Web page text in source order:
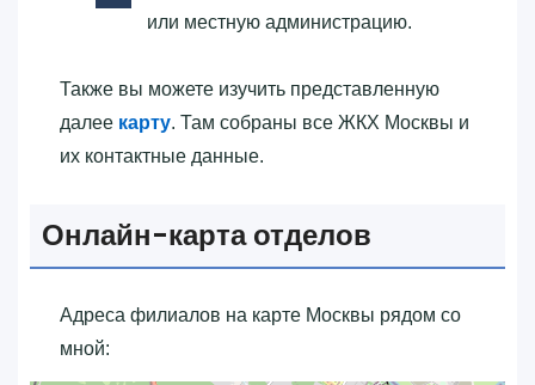
или местную администрацию.
Также вы можете изучить представленную
далее карту. Там собраны все ЖКХ Москвы и
их контактные данные.
Онлайн-карта отделов
Адреса филиалов на карте Москвы рядом со
мной: